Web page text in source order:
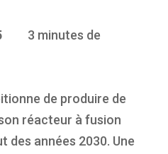
3 minutes de
de produire de
réacteur à fusion
des années 2030. Une